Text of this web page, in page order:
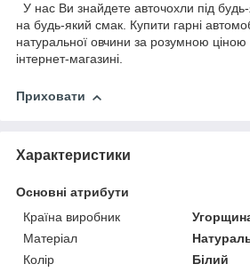
У нас Ви знайдете авточохли під
на будь-який смак. Купити гарні
натуральної овчини за розумною
інтернет-магазині.
Приховати
Характеристики
Основні атрибути
Країна виробник
Матеріал
Колір
Білий